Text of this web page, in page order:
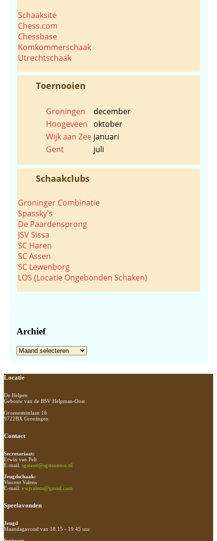
Schaaksite
Chess.com
Chessbase
Komkommerschaak
Utrechtschaak
Toernooien
Groningen
december
Hoogeveen
oktober
Wijk aan Zee januari
Gent
juli
Schaakclubs
Groninger Combinatie
Spassky's
De Paardensprong
JSV Sissa
SC Haren
SC Assen
SC Lewenborg
LOS (Locatie Ongebonden Schaken)
Archief
Archief
Footer
Locatie
De Helpen
Gebouw van de BSV Helpman-Oost
Groenesteinlaan 16
9722BX Groningen
Contact
Secretariaat:
Erwin van Pelt
E-mail: sgstaun@sgstaunton.nl
Jeugdschaak:
Vincent Valens
E-mail: vwjvalens@gmail.com
Speelavonden
Jeugd
Maandagavond van 18.15 - 19.45 uur